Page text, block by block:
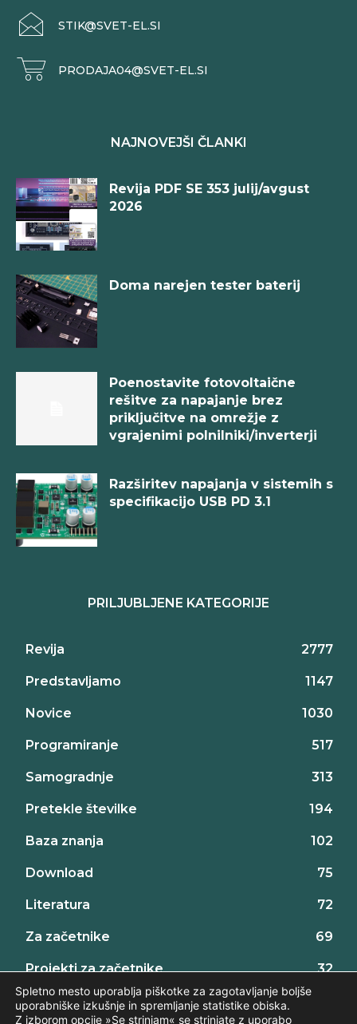
STIK@SVET-EL.SI
PRODAJA04@SVET-EL.SI
NAJNOVEJŠI ČLANKI
Revija PDF SE 353 julij/avgust
2026
Doma narejen tester baterij
Poenostavite fotovoltaične
rešitve za napajanje brez
priključitve na omrežje z
vgrajenimi polnilniki/inverterji
Razširitev napajanja v sistemih s
specifikacijo USB PD 3.1
PRILJUBLJENE KATEGORIJE
Revija 2777
Predstavljamo 1147
Novice 1030
Programiranje 517
Samogradnje 313
Pretekle številke 194
Baza znanja 102
Download 75
Literatura 72
Za začetnike 69
Projekti za začetnike 32
Spletno mesto uporablja piškotke za zagotavljanje boljše
uporabniške izkušnje in spremljanje statistike obiska.
Z izborom opcije »Se strinjam« se strinjate z uporabo